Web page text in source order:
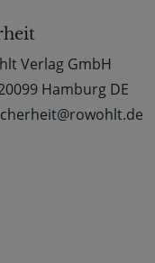
Verlag GmbH
Hamburg DE